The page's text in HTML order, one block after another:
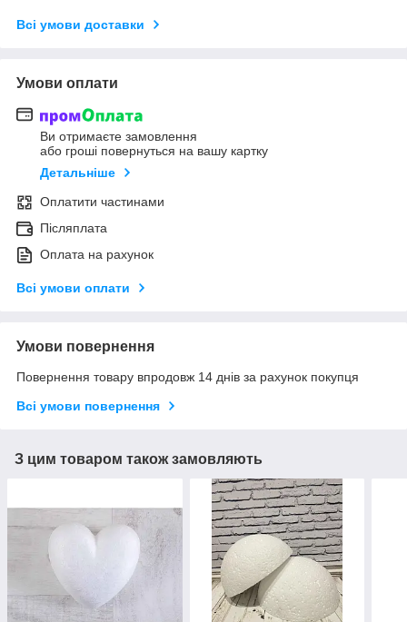
Всі умови доставки
Умови оплати
Ви отримаєте замовлення
або гроші повернуться на вашу картку
Детальніше
Оплатити частинами
Післяплата
Оплата на рахунок
Всі умови оплати
Умови повернення
Повернення товару впродовж 14 днів за рахунок покупця
Всі умови повернення
З цим товаром також замовляють